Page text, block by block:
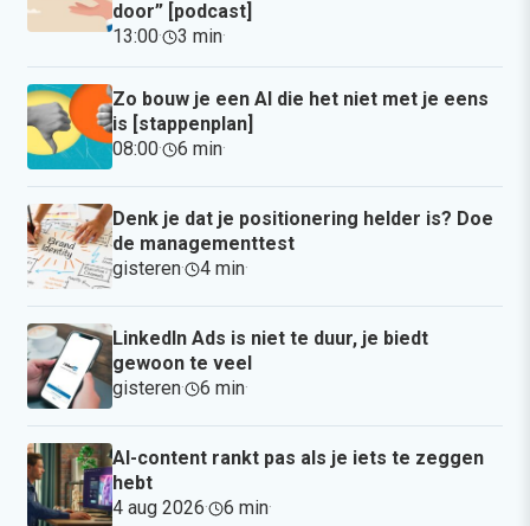
door” [podcast]
13:00· 3 min·
Zo bouw je een AI die het niet met je eens
is [stappenplan]
08:00· 6 min·
Denk je dat je positionering helder is? Doe
de managementtest
gisteren· 4 min·
LinkedIn Ads is niet te duur, je biedt
gewoon te veel
gisteren· 6 min·
AI-content rankt pas als je iets te zeggen
hebt
4 aug 2026· 6 min·